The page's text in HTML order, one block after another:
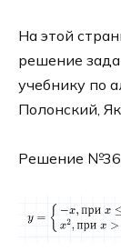
На этой
решение
учебнику по
Полонский,
Решение